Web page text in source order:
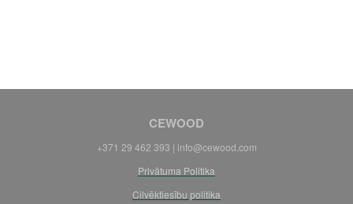
CEWOOD
+371 29 462 393 | info@cewood.com
Privātuma Politika
Cilvēktiesību politika